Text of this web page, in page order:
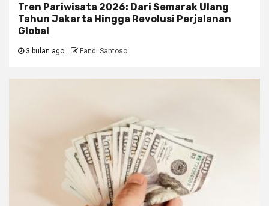
Tren Pariwisata 2026: Dari Semarak Ulang
Tahun Jakarta Hingga Revolusi Perjalanan
Global
3 bulan ago Fandi Santoso